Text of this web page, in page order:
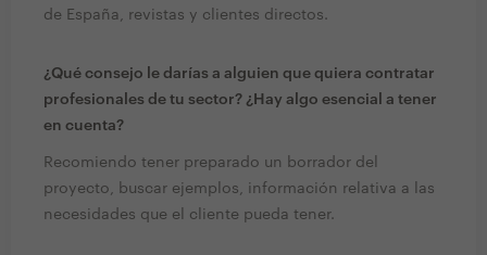
de España, revistas y clientes directos.
¿Qué consejo le darías a alguien que quiera contratar
profesionales de tu sector? ¿Hay algo esencial a tener
en cuenta?
Recomiendo tener preparado un borrador del
proyecto, buscar ejemplos, información relativa a las
necesidades que el cliente pueda tener.